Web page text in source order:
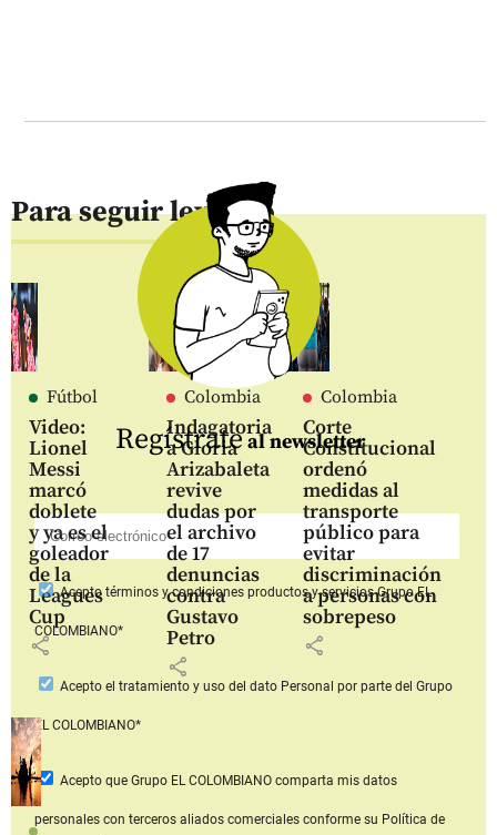
Para seguir leyendo
Fútbol
Video:
Lionel
Messi
marcó
doblete
y ya es el
goleador
de la
Leagues
Cup
share
Colombia
Indagatoria
a Gloria
Arizabaleta
revive
dudas por
el archivo
de 17
denuncias
contra
Gustavo
Petro
share
Colombia
Corte
Constitucional
ordenó
medidas al
transporte
público para
evitar
discriminación
a personas con
sobrepeso
share
Regístrateal newsletter
Aceptotérminos y condiciones productos y serviciosGrupo EL
COLOMBIANO*
Acepto el tratamiento y uso del dato Personal por parte del Grupo
EL COLOMBIANO*
Acepto que Grupo EL COLOMBIANOcomparta mis datos
personales con terceros aliados comerciales conforme su Política de